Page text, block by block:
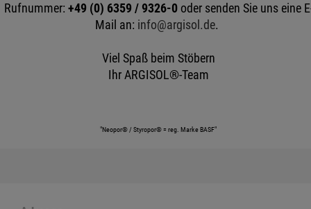
Rufnummer: +49 (0) 6359 / 9326-0oder senden Sie uns eine
Mail an: info@argisol.de.
Viel Spaß beim Stöbern
Ihr ARGISOL®-Team
"Neopor® / Styropor® = reg. Marke BASF"